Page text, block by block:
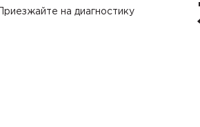
Приезжайте на диагностику